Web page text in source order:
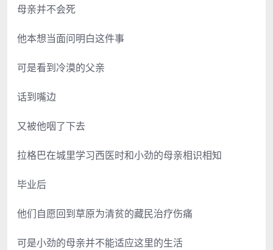
母亲并不会死
他本想当面问明白这件事
可是看到冷漠的父亲
话到嘴边
又被他咽了下去
拉格巴在城里学习西医时和小劲的母亲相识相知
毕业后
他们自愿回到草原为清贫的藏民治疗伤痛
可是小劲的母亲并不能适应这里的生活